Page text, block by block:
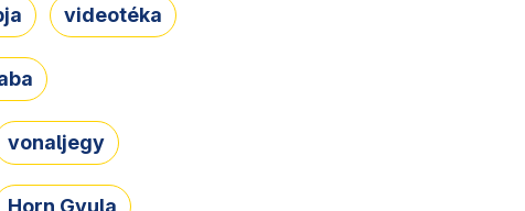
videotéka
vonaljegy
Horn Gyula